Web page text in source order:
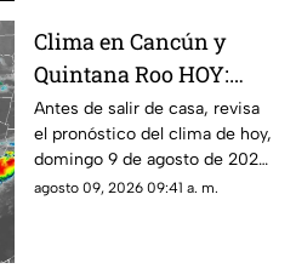
Clima en Cancún y
Quintana Roo HOY:
Canales de baja presión
provocarán lluvias en
el estado; viigilan dos
zonas con potencial
Antes de salir de casa, revisa
el pronóstico del clima de hoy,
domingo 9 de agosto de 2026,
en Cancún y el resto de
agosto 09, 2026 09:41 a. m.